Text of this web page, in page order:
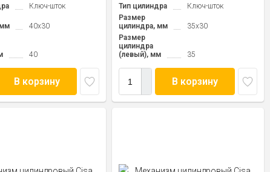
Ключ-шток
40x30
40
В корзину
Тип цилиндра
Ключ-шток
Размер
цилиндра, мм
35x30
Размер
цилиндра
(левый), мм
35
В корзину